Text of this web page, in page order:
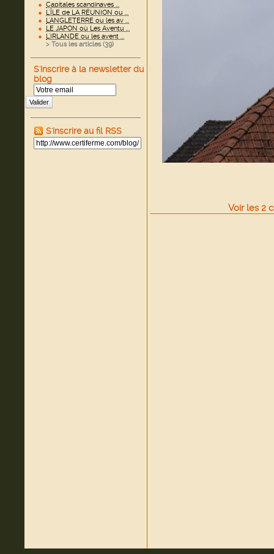
Capitales scandinaves ...
L'ÎLE de LA RÉUNION ou ...
L'ANGLETERRE ou les av ...
LE JAPON où Les Aventu ...
L'IRLANDE ou les avent ...
> Tous les articles (39)
S'inscrire à la newsletter du
blog
Valider
S'inscrire au fil RSS
Voir les 2